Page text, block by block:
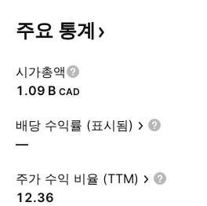
주요 통계
시가총액
‪1.09 B‬ CAD
배당 수익률 (표시됨)
—
주가 수익 비율 (TTM)
12.36